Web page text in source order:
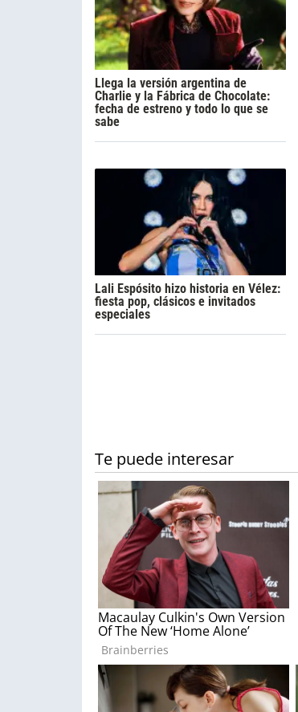
Llega la versión argentina de
Charlie y la Fábrica de Chocolate:
fecha de estreno y todo lo que se
sabe
Lali Espósito hizo historia en Vélez:
fiesta pop, clásicos e invitados
especiales